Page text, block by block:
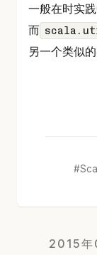
一般在时实
而
另一个类似
2015年